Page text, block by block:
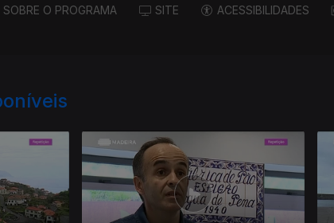
SOBRE O PROGRAMA SITE ACESSIBILIDADES